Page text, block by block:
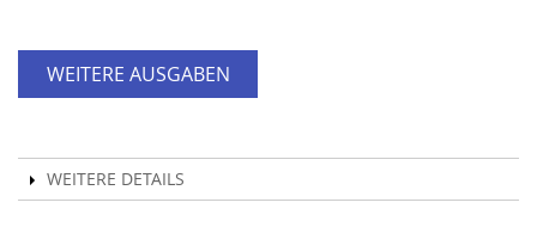
WEITERE AUSGABEN
WEITERE DETAILS